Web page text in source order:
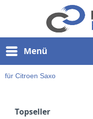
Menü
für Citroen Saxo
Topseller